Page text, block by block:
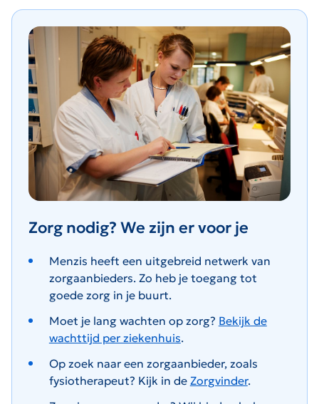
Zorg nodig? We zijn er voor je
Menzis heeft een uitgebreid netwerk van
zorgaanbieders. Zo heb je toegang tot
goede zorg in je buurt.
Moet je lang wachten op zorg? Bekijk de
wachttijd per ziekenhuis.
Op zoek naar een zorgaanbieder, zoals
fysiotherapeut? Kijk in de Zorgvinder.